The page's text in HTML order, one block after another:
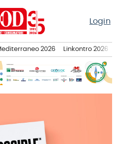
Login
2026 Linkontro 2026